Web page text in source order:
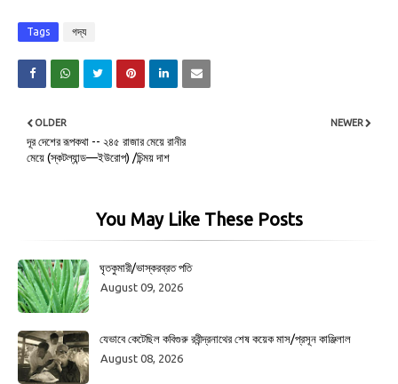
Tags গদ্য
NEWER
OLDER
দূর দেশের রূপকথা -- ২৪৫ রাজার মেয়ে রানীর
মেয়ে (স্কটল্যান্ড—ইউরোপ) /চিন্ময় দাশ
You May Like These Posts
ঘৃতকুমারী/ভাস্করব্রত পতি
August 09, 2026
যেভাবে কেটেছিল কবিগুরু রবীন্দ্রনাথের শেষ কয়েক মাস/প্রসূন কাঞ্জিলাল
August 08, 2026